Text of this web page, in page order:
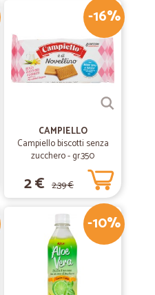
-16%
CAMPIELLO
Campiello biscotti senza
zucchero - gr.350
2 € 2,39 €
-10%